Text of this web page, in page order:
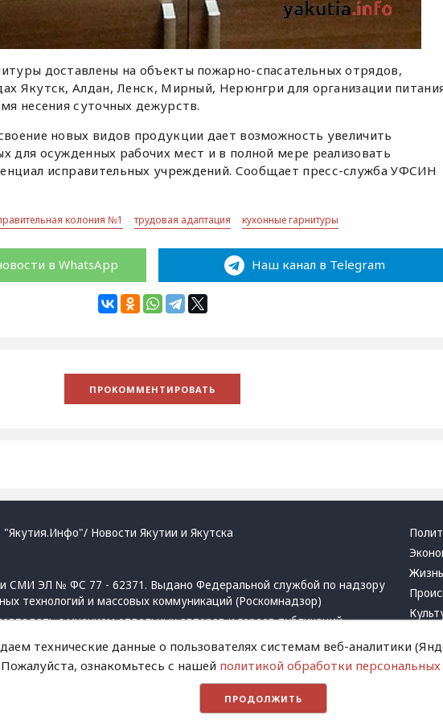
доставлены на объекты пожарно-спасательных отрядов,
Якутск, Алдан, Ленск, Мирный, Нерюнгри для организации
несения суточных дежурств.
новых видов продукции дает возможность увеличить
для осужденных рабочих мест и в полной мере реализовать
исправительных учреждений. Сообщает пресс-служба УФСИН
колония №1 трудовая адаптация кухонные гарнитуры
в WhatsApp Наш канал в Telegram
Новости Якутии и Якутска
СМИ ЭЛ № ФС 77 - 62371. Выдано Федеральной службой по надзору
технологий и массовых коммуникаций (Роскомнадзор)
с мнением отдельных авторов и героев публикаций.
обязательна активная ссылка на сайт.
данных
запрещенных организаций
Успех
технические данные о пользователях системам веб-аналитики
ознакомьтесь с нашей политикой обработки
ПРОДОЛЖИТЬ